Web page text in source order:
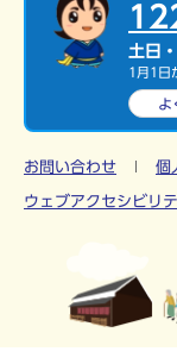
土日
1月1日
よ
お問い合わせ 個
ウェブアクセシビリ